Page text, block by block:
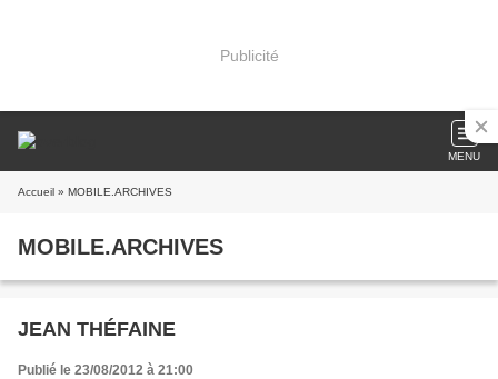
Publicité
MENU
Accueil » MOBILE.ARCHIVES
MOBILE.ARCHIVES
JEAN THÉFAINE
Publié le 23/08/2012 à 21:00